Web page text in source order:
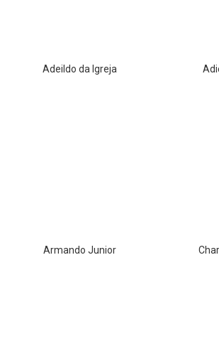
Adeildo da Igreja
Armando Junior